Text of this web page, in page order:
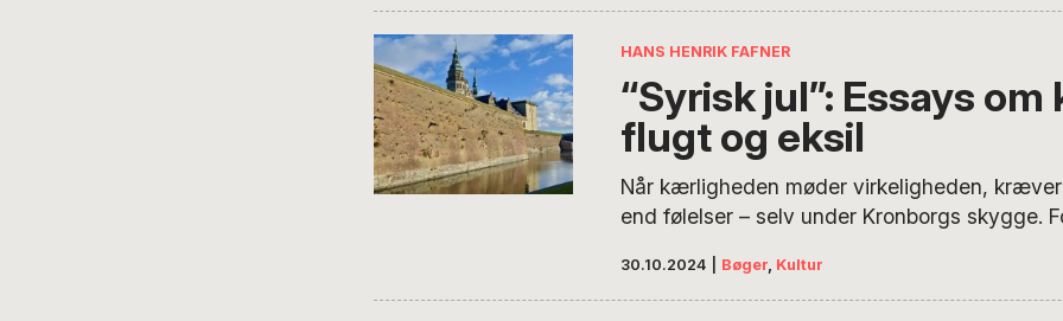
sprogkyndige, og måske afslører vores
mere om os selv, end vi tror. Min…
HANS HENRIK FAFNER
“Syrisk jul”: Essays om
flugt og eksil
Når kærligheden møder virkeligheden,
end følelser – selv under Kronborgs skygge.
noget mere komplicerede. Ny bog af syriske
30.10.2024 Bøger, Kultur